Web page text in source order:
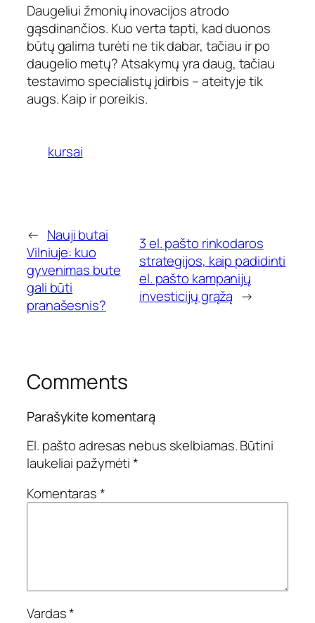
Daugeliui žmonių inovacijos atrodo
gąsdinančios. Kuo verta tapti, kad duonos
būtų galima turėti ne tik dabar, tačiau ir po
daugelio metų? Atsakymų yra daug, tačiau
testavimo specialistų įdirbis – ateityje tik
augs. Kaip ir poreikis.
kursai
← Nauji butai
Vilniuje: kuo
gyvenimas bute
gali būti
pranašesnis?
3 el. pašto rinkodaros
strategijos, kaip padidinti
el. pašto kampanijų
investicijų grąžą →
Comments
Parašykite komentarą
El. pašto adresas nebus skelbiamas.Būtini
laukeliai pažymėti*
Komentaras*
Vardas*